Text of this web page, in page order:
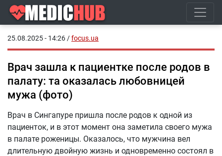
25.08.2025 - 14:26 /focus.ua
Врач зашла к пациентке после родов в
палату: та оказалась любовницей
мужа (фото)
Врач в Сингапуре пришла после родов к одной из
пациенток, и в этот момент она заметила своего мужа
в палате роженицы. Оказалось, что мужчина вел
длительную двойную жизнь и одновременно состоял в